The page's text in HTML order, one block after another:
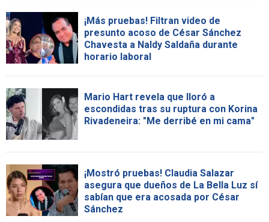
¡Más pruebas! Filtran video de
presunto acoso de César Sánchez
Chavesta a Naldy Saldaña durante
horario laboral
Mario Hart revela que lloró a
escondidas tras su ruptura con Korina
Rivadeneira: "Me derribé en mi cama"
¡Mostró pruebas! Claudia Salazar
asegura que dueños de La Bella Luz sí
sabían que era acosada por César
Sánchez